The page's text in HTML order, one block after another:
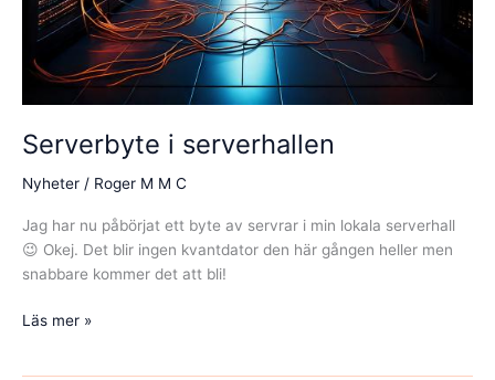
Serverbyte i serverhallen
Nyheter / Roger M M C
Jag har nu påbörjat ett byte av servrar i min lokala serverhall
😉 Okej. Det blir ingen kvantdator den här gången heller men
snabbare kommer det att bli!
Serverbyte
Läs mer »